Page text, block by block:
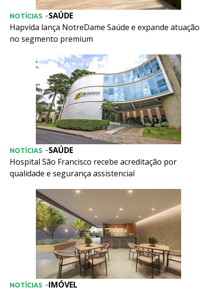
SAÚDE
NOTÍCIAS -
Hapvida lança NotreDame Saúde e expande atuação
no segmento premium
SAÚDE
NOTÍCIAS -
Hospital São Francisco recebe acreditação por
qualidade e segurança assistencial
IMÓVEL
NOTÍCIAS -